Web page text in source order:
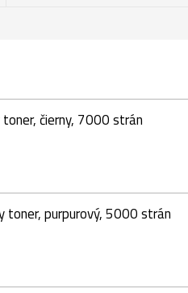
čierny, 7000 strán
toner, purpurový, 5000 strán